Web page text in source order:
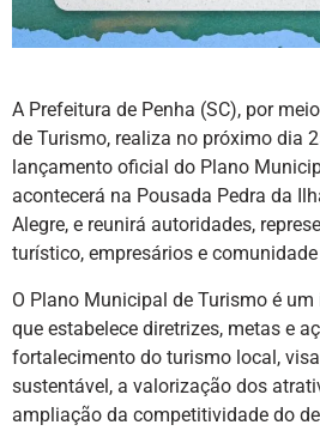
A Prefeitura de Penha (SC), por
de Turismo, realiza no próximo dia
lançamento oficial do Plano
acontecerá na Pousada Pedra da
Alegre, e reunirá autoridades,
turístico, empresários e
O Plano Municipal de Turismo é
que estabelece diretrizes, metas e
fortalecimento do turismo local,
sustentável, a valorização dos
ampliação da competitividade do